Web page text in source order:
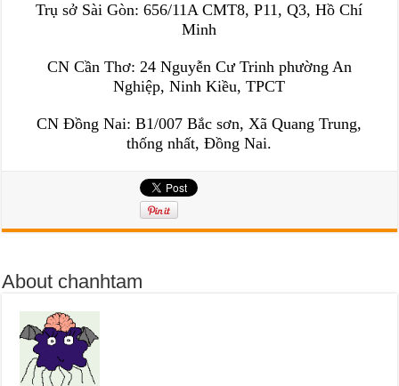
Trụ sở Sài Gòn: 656/11A CMT8, P11, Q3, Hồ Chí
Minh
CN Cần Thơ: 24 Nguyễn Cư Trinh phường An
Nghiệp, Ninh Kiều, TPCT
CN Đồng Nai: B1/007 Bắc sơn, Xã Quang Trung,
thống nhất, Đồng Nai.
About chanhtam